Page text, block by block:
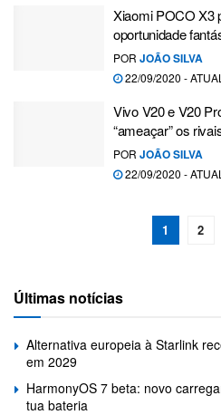
Xiaomi POCO X3
oportunidade
POR JOÃO SILVA
22/09/2020 -
Vivo V20 e V20
“ameaçar” os
POR JOÃO SILVA
22/09/2020 -
1 2
Últimas notícias
Alternativa europeia à Starlink
em 2029
HarmonyOS 7 beta: novo
tua bateria